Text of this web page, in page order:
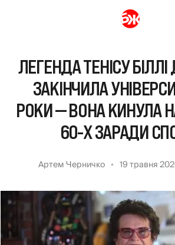
ЛЕГЕНДА ТЕНІСУ
ЗАКІНЧИЛА
РОКИ — ВОНА КИНУЛА
60-Х ЗАРАДИ
Артем Черничко 19 травня